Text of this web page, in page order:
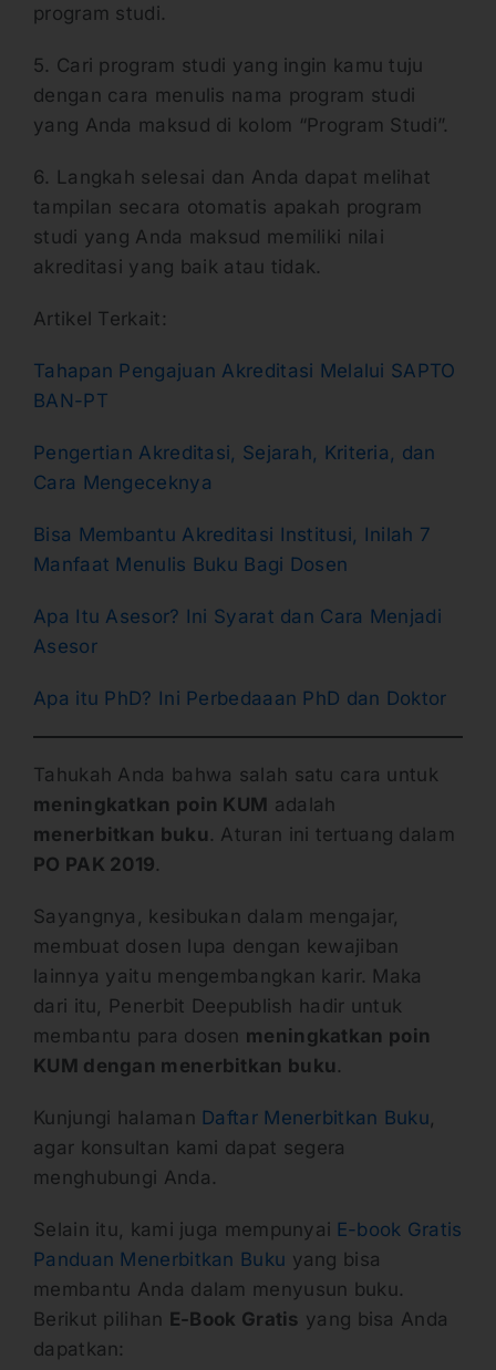
program studi.
5. Cari program studi yang ingin kamu tuju
dengan cara menulis nama program studi
yang Anda maksud di kolom “Program Studi”.
6. Langkah selesai dan Anda dapat melihat
tampilan secara otomatis apakah program
studi yang Anda maksud memiliki nilai
akreditasi yang baik atau tidak.
Artikel Terkait:
Tahapan Pengajuan Akreditasi Melalui SAPTO
BAN-PT
Pengertian Akreditasi, Sejarah, Kriteria, dan
Cara Mengeceknya
Bisa Membantu Akreditasi Institusi, Inilah 7
Manfaat Menulis Buku Bagi Dosen
Apa Itu Asesor? Ini Syarat dan Cara Menjadi
Asesor
Apa itu PhD? Ini Perbedaaan PhD dan Doktor
Tahukah Anda bahwa salah satu cara untuk
meningkatkan poin KUM adalah
menerbitkan buku . Aturan ini tertuang dalam
PO PAK 2019.
Sayangnya, kesibukan dalam mengajar,
membuat dosen lupa dengan kewajiban
lainnya yaitu mengembangkan karir. Maka
dari itu, Penerbit Deepublish hadir untuk
membantu para dosen meningkatkan poin
KUM dengan menerbitkan buku .
Kunjungi halaman Daftar Menerbitkan Buku
agar konsultan kami dapat segera
menghubungi Anda.
Selain itu, kami juga mempunyai E-book Gratis
Panduan Menerbitkan Buku yang bisa
membantu Anda dalam menyusun buku.
Berikut pilihan E-Book Gratis yang bisa Anda
dapatkan: